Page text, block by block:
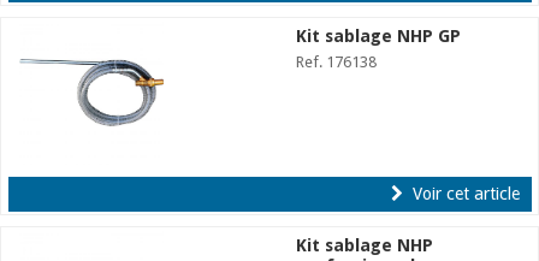
Kit sablage NHP GP
Ref. 176138
Voir cet article
Kit sablage NHP